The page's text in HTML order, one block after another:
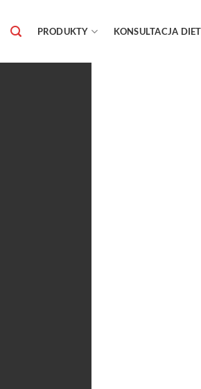
PRODUKTY KONSULTACJA